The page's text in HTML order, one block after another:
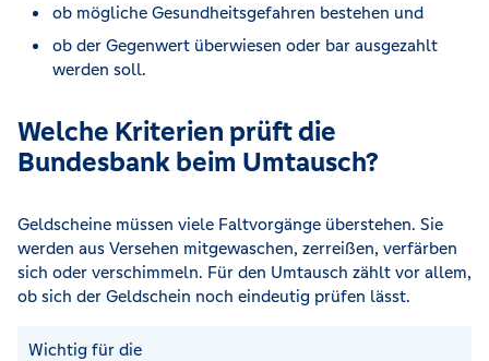
ob mögliche Gesundheitsgefahren bestehen und
ob der Gegenwert überwiesen oder bar ausgezahlt
werden soll.
Welche Kriterien prüft die
Bundesbank beim Umtausch?
Geldscheine müssen viele Faltvorgänge überstehen. Sie
werden aus Versehen mitgewaschen, zerreißen, verfärben
sich oder verschimmeln. Für den Umtausch zählt vor allem,
ob sich der Geldschein noch eindeutig prüfen lässt.
Wichtig für die